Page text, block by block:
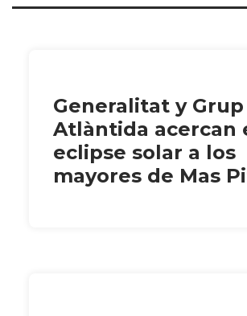
Generalitat y Grup
Atlàntida acercan
eclipse solar a los
mayores de Mas